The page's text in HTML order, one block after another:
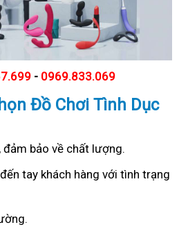
- 0969.833.069
Đồ Chơi Tình Dục
đảm bảo về chất lượng.
tay khách hàng với tình trạng